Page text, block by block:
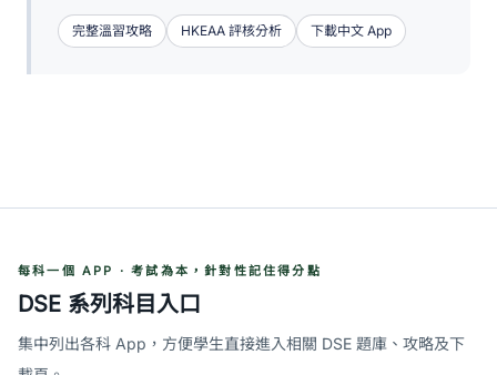
完整溫習攻略 HKEAA 評核分析 下載中文 App
每科一個 APP · 考試為本，針對性記住得分點
DSE 系列科目入口
集中列出各科 App，方便學生直接進入相關 DSE 題庫、攻略及下